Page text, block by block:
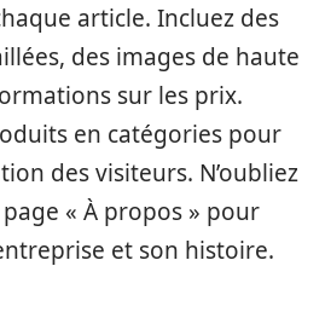
article. Incluez des
des images de haute
sur les prix.
en catégories pour
des visiteurs. N’oubliez
« À propos » pour
et son histoire.